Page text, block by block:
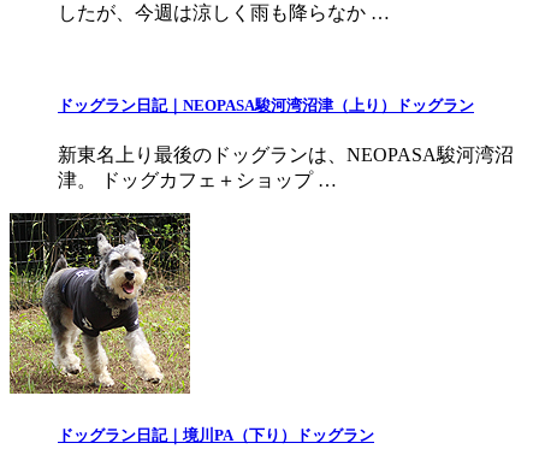
したが、今週は涼しく雨も降らなか …
ドッグラン日記｜NEOPASA駿河湾沼津（上り）ドッグラン
新東名上り最後のドッグランは、NEOPASA駿河湾沼
津。 ドッグカフェ＋ショップ …
ドッグラン日記｜境川PA（下り）ドッグラン